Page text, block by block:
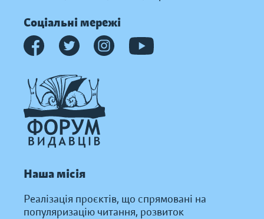
Соціальні мережі
Наша місія
Реалізація проєктів, що спрямовані на
популяризацію читання, розвиток